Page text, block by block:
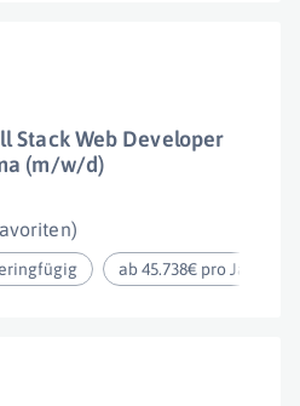
Stack Web Developer
(m/w/d)
ab 45.738€ pro Jahr